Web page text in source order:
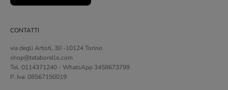
CONTATTI
via degli Artisti, 30 -10124 Torino
shop@tataborello.com
Tel. 0114371240 - WhatsApp 3458673799
P. Iva: 08567150019